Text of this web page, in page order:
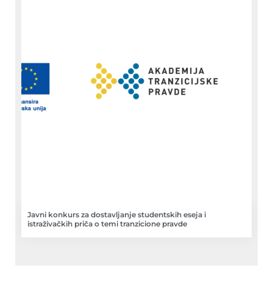
Javni konkurs za dostavljanje studentskih eseja i
istraživačkih priča o temi tranzicione pravde